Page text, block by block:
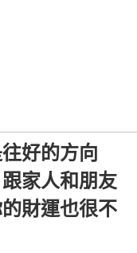
好的方向
家人和朋友
財運也很不